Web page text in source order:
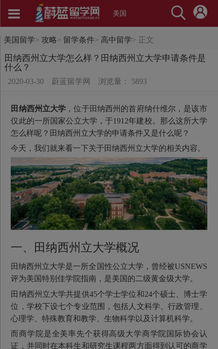
美国
美国留学> 攻略> 留学条件> 高中留学> 正文
田纳西州立大学怎么样？田纳西州立大学申请条件是
什么？
2020-03-30 蔚蓝留学网 浏览量： 5893
田纳西州立大学 ，位于田纳西州的首府纳什维尔，是该市
仅此的一所国家公立大学，于1912年建校。那么这所大学
怎么样呢？田纳西州立大学的申请条件又是什么呢？
今天，我们就来看一下关于田纳西州立大学的相关内容。
一、田纳西州立大学概况
田纳西州立大学是一所全国性公立大学，曾经被USNEWS
评为美国特别佳学院指南，是美国的二级黄金级大学。
田纳西州立大学共提供45个学士学位和24个硕士、博士学
位，学校下设七个专业范围，包括人文科学、行政管理、
心理学、特殊教育和教学、生物科学以及计算机科学。
而商学院是全美率先个获得高级大学商学院国际协会认
证，并同时在本科生和研究生课程两方面得到认可的商学